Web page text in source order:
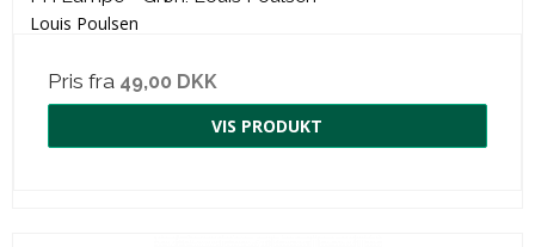
Louis Poulsen
Pris fra 49,00 DKK
VIS PRODUKT